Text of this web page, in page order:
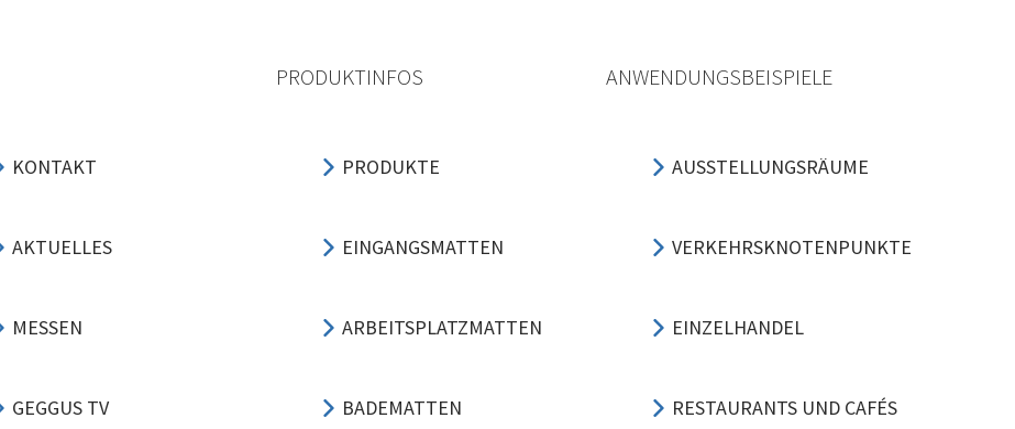
KONTAKT
AKTUELLES
MESSEN
GEGGUS TV
PRODUKTINFOS
PRODUKTE
EINGANGSMATTEN
ARBEITSPLATZMATTEN
BADEMATTEN
ANWENDUNGSBEISPIELE
AUSSTELLUNGSRÄUME
VERKEHRSKNOTENPUNKTE
EINZELHANDEL
RESTAURANTS UND CAFÉS